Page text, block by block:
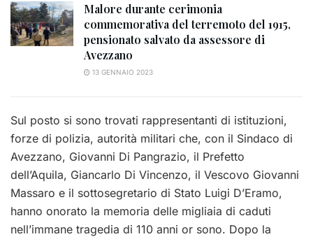
Malore durante cerimonia
commemorativa del terremoto del 1915,
pensionato salvato da assessore di
Avezzano
13 GENNAIO 2023
Sul posto si sono trovati rappresentanti di istituzioni,
forze di polizia, autorità militari che, con il Sindaco di
Avezzano, Giovanni Di Pangrazio, il Prefetto
dell’Aquila, Giancarlo Di Vincenzo, il Vescovo Giovanni
Massaro e il sottosegretario di Stato Luigi D’Eramo,
hanno onorato la memoria delle migliaia di caduti
nell’immane tragedia di 110 anni or sono. Dopo la